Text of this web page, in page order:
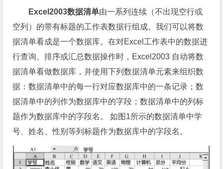
Excel2003数据清单由一系列连续（不出现空行或
空列）的带有标题的工作表数据行组成。我们可以将数
据清单看成是一个数据库。在对Excel工作表中的数据进
行查询、排序或汇总数据操作时，Excel2003 自动将数
据清单看做数据库，并使用下列数据清单元素来组织数
据：数据清单中的每一行对应数据库中的一条记录；数
据清单中的列作为数据库中的字段；数据清单中的列标
题作为数据库中的字段名。 如图1所示的数据清单中学
号、姓名、性别等列标题作为数据库中的字段名。